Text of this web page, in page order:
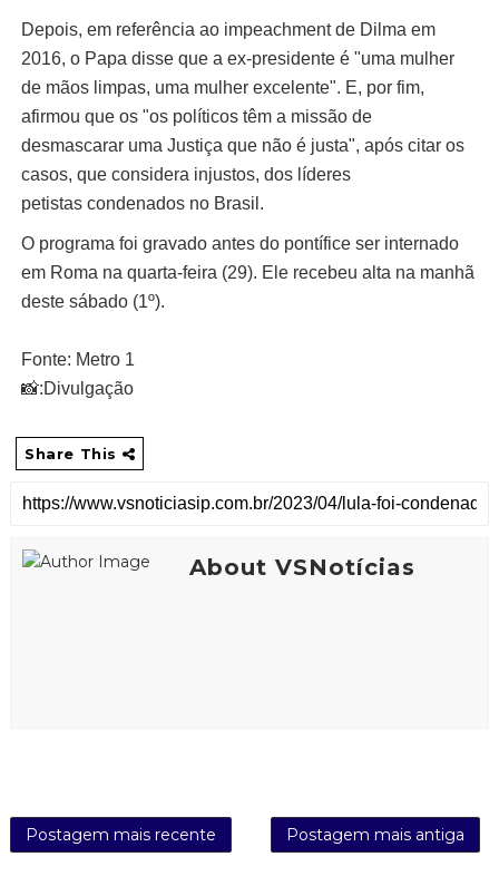
Depois, em referência ao impeachment de Dilma em
2016, o Papa disse que a ex-presidente é "uma mulher
de mãos limpas, uma mulher excelente". E, por fim,
afirmou que os "os políticos têm a missão de
desmascarar uma Justiça que não é justa", após citar os
casos, que considera injustos, dos líderes
petistas condenados no Brasil.
O programa foi gravado antes do pontífice ser internado
em Roma na quarta-feira (29). Ele recebeu alta na manhã
deste sábado (1º).
Fonte: Metro 1
📸:Divulgação
Share This
About VSNotícias
Postagem mais recente Postagem mais antiga